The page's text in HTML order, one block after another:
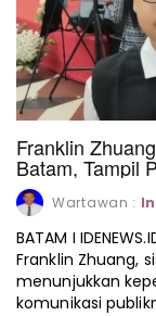
Franklin
Batam, Tampil
Seni Mega Mall
Wartawan :
BATAM I
Franklin Zhuang,
menunjukkan
komunikasi